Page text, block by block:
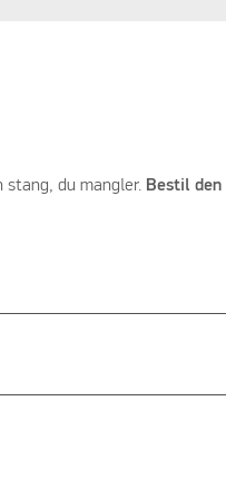
du mangler. Bestil den